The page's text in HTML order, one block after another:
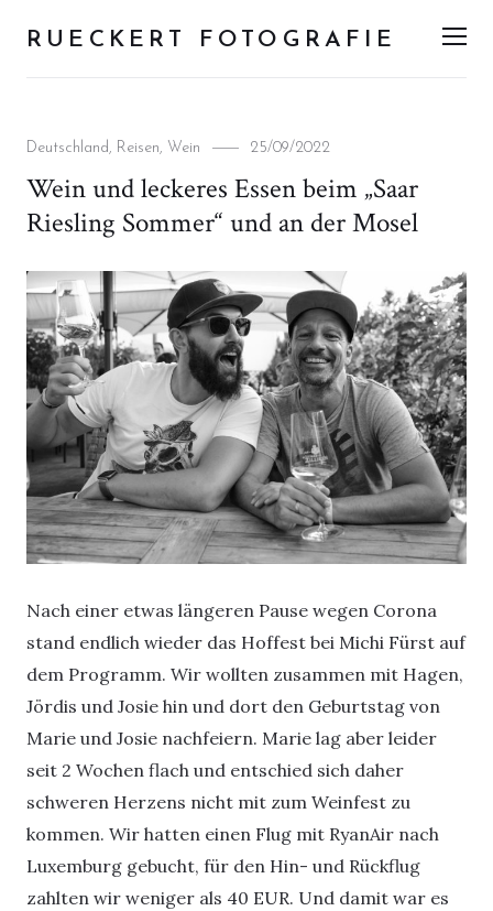
RUECKERT FOTOGRAFIE
Categories
Deutschland, Reisen, Wein
Posted
25/09/2022
Wein und leckeres Essen beim „Saar
Riesling Sommer“ und an der Mosel
Nach einer etwas längeren Pause wegen Corona
stand endlich wieder das Hoffest bei Michi Fürst auf
dem Programm. Wir wollten zusammen mit Hagen,
Jördis und Josie hin und dort den Geburtstag von
Marie und Josie nachfeiern. Marie lag aber leider
seit 2 Wochen flach und entschied sich daher
schweren Herzens nicht mit zum Weinfest zu
kommen. Wir hatten einen Flug mit RyanAir nach
Luxemburg gebucht, für den Hin- und Rückflug
zahlten wir weniger als 40 EUR. Und damit war es